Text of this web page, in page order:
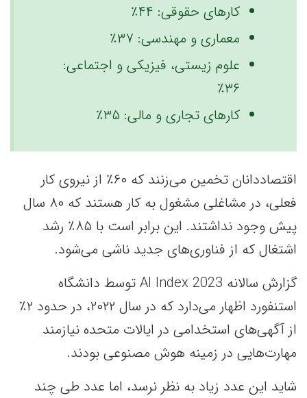
کارهای حقوقی: ۴۴٪
معماری و مهندسی: ۳۷٪
علوم زیستی، فیزیکی و اجتماعی:
۳۶٪
کارهای تجاری و مالی: ۳۵٪
اقتصاددانان تخمین می‌زنند که ۶۰٪ از نیروی کار
فعلی، در مشاغلی مشغول به کار هستند که ۸۰ سال
پیش وجود نداشتند. این برابر است با ۸۵٪ رشد
اشتغال که از فناوری‌های جدید ناشی می‌شود.
گزارش سالانه AI Index 2023 توسط دانشگاه
استنفورد اظهار می‌دارد که در سال ۲۰۲۲، در حدود ۲٪
از آگهی‌های استخدامی در ایالات متحده نیازمند
مهارت‌هایی در زمینه هوش مصنوعی بودند.
شاید این عدد زیاد به نظر نرسد، اما عدد طی چند